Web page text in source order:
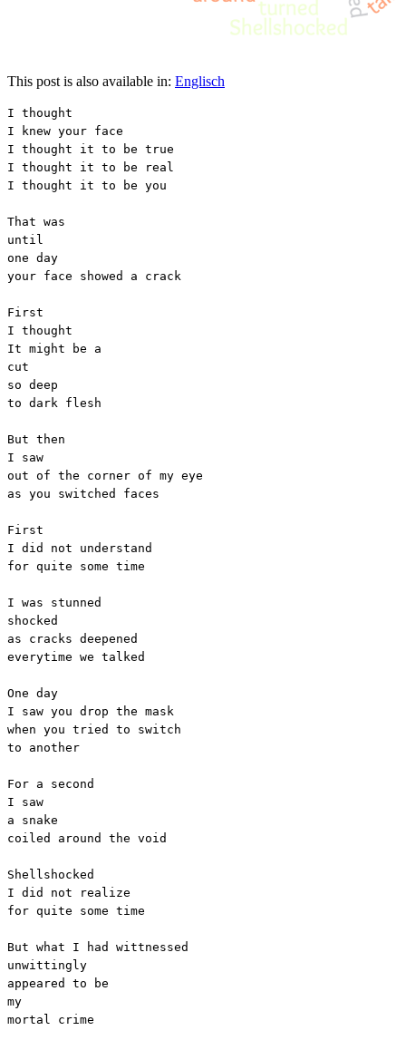
This post is also available in: Englisch
I thought
I knew your face
I thought it to be true
I thought it to be real
I thought it to be you
That was
until
one day
your face showed a crack
First
I thought
It might be a
cut
so deep
to dark flesh
But then
I saw
out of the corner of my eye
as you switched faces
First
I did not understand
for quite some time
I was stunned
shocked
as cracks deepened
everytime we talked
One day
I saw you drop the mask
when you tried to switch
to another
For a second
I saw
a snake
coiled around the void
Shellshocked
I did not realize
for quite some time
But what I had wittnessed
unwittingly
appeared to be
my
mortal crime